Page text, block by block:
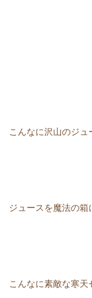
こんなに沢山のジ
ジュースを魔法の
こんなに素敵な寒天